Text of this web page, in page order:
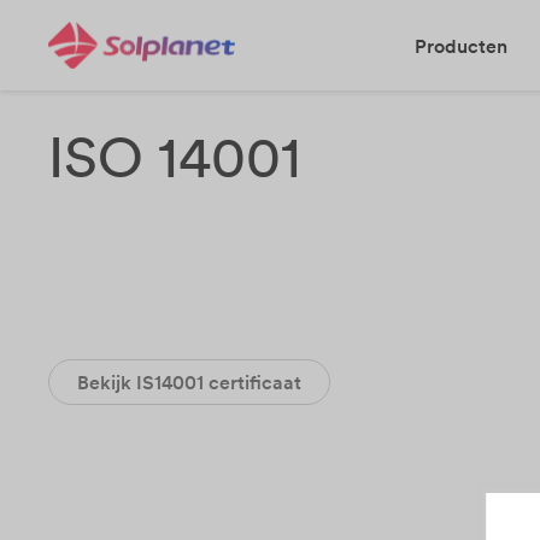
Producten
ISO 14001
Bekijk IS14001 certificaat